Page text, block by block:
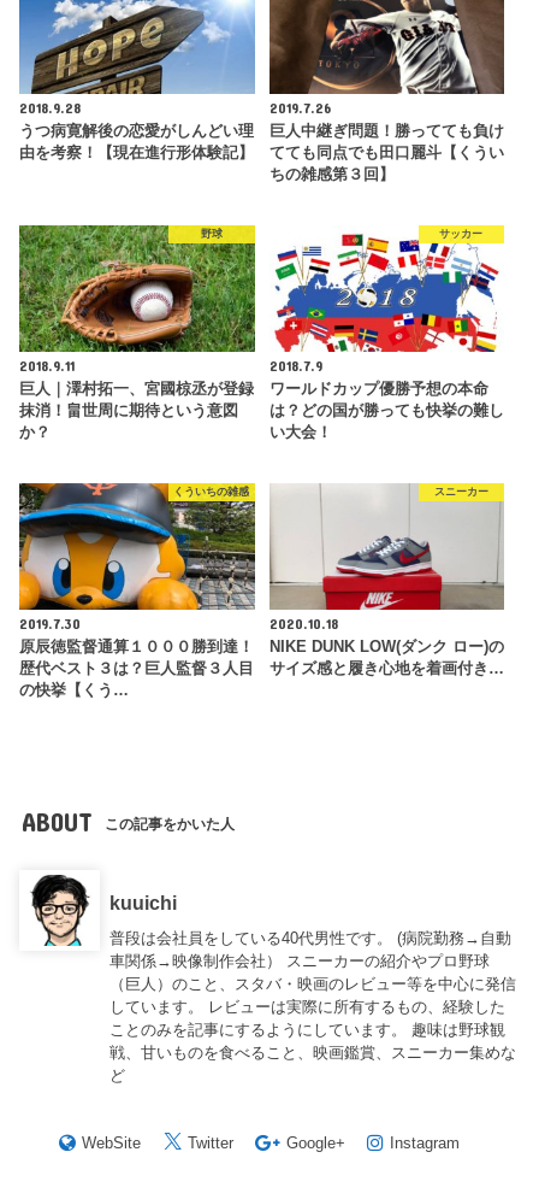
2018.9.28
うつ病寛解後の恋愛がしんどい理
由を考察！【現在進行形体験記】
2019.7.26
巨人中継ぎ問題！勝ってても負け
てても同点でも田口麗斗【くうい
ちの雑感第３回】
野球
2018.9.11
巨人｜澤村拓一、宮國椋丞が登録
抹消！畠世周に期待という意図
か？
サッカー
2018.7.9
ワールドカップ優勝予想の本命
は？どの国が勝っても快挙の難し
い大会！
くういちの雑感
2019.7.30
原辰徳監督通算１０００勝到達！
歴代ベスト３は？巨人監督３人目
の快挙【くう…
スニーカー
2020.10.18
NIKE DUNK LOW(ダンク ロー)の
サイズ感と履き心地を着画付き…
ABOUT この記事をかいた人
kuuichi
普段は会社員をしている40代男性です。 (病院勤務→自動
車関係→映像制作会社） スニーカーの紹介やプロ野球
（巨人）のこと、スタバ・映画のレビュー等を中心に発信
しています。 レビューは実際に所有するもの、経験した
ことのみを記事にするようにしています。 趣味は野球観
戦、甘いものを食べること、映画鑑賞、スニーカー集めな
ど
WebSite Twitter Google+ Instagram